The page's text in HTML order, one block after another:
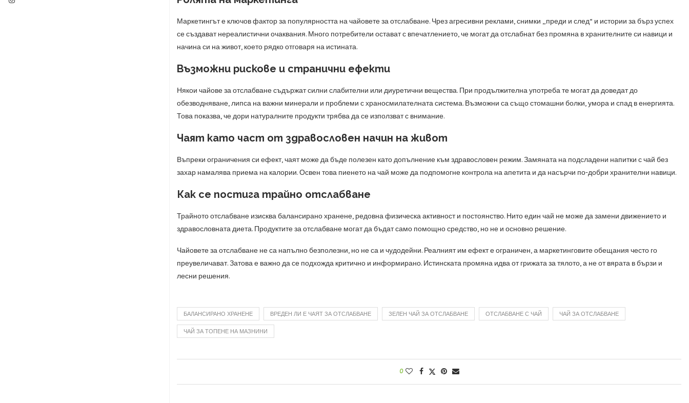
Маркетингът е ключов фактор за популярността на чайовете за отслабване. Чрез агресивни реклами, снимки „преди и след“ и истории за бърз успех
се създават нереалистични очаквания. Много потребители остават с впечатлението, че могат да отслабнат без промяна в хранителните си навици и
начина си на живот, което рядко отговаря на истината.
Възможни рискове и странични ефекти
Някои чайове за отслабване съдържат силни слабителни или диуретични вещества. При продължителна употреба те могат да доведат до
обезводняване, липса на важни минерали и проблеми с храносмилателната система. Възможни са също стомашни болки, умора и спад в енергията.
Това показва, че дори натуралните продукти трябва да се използват с внимание.
Чаят като част от здравословен начин на живот
Въпреки ограничения си ефект, чаят може да бъде полезен като допълнение към здравословен режим. Замяната на подсладени напитки с чай без
захар намалява приема на калории. Освен това пиенето на чай може да подпомогне контрола на апетита и да насърчи по-добри хранителни навици.
Как се постига трайно отслабване
Трайното отслабване изисква балансирано хранене, редовна физическа активност и постоянство. Нито един чай не може да замени движението и
здравословната диета. Продуктите за отслабване могат да бъдат само помощно средство, но не и основно решение.
Чайовете за отслабване не са напълно безполезни, но не са и чудодейни. Реалният им ефект е ограничен, а маркетинговите обещания често го
преувеличават. Затова е важно да се подхожда критично и информирано. Истинската промяна идва от грижата за тялото, а не от вярата в бързи и
лесни решения.
БАЛАНСИРАНО ХРАНЕНЕ ВРЕДЕН ЛИ Е ЧАЯТ ЗА ОТСЛАБВАНЕ ЗЕЛЕН ЧАЙ ЗА ОТСЛАБВАНЕ ОТСЛАБВАНЕ С ЧАЙ ЧАЙ ЗА ОТСЛАБВАНЕ
ЧАЙ ЗА ТОПЕНЕ НА МАЗНИНИ
0